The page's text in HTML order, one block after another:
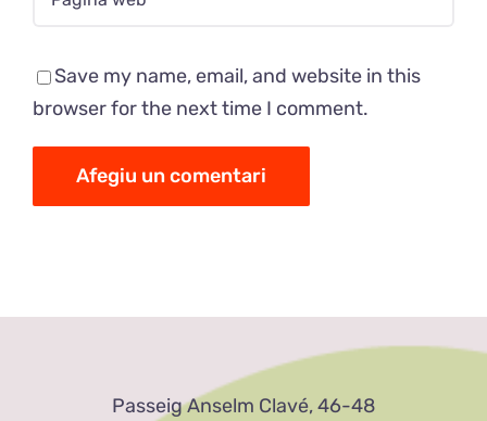
Save my name, email, and website in this
browser for the next time I comment.
Passeig Anselm Clavé, 46-48